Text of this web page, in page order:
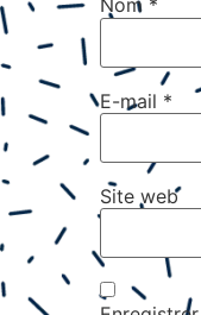
Nom *
E-mail *
Site web